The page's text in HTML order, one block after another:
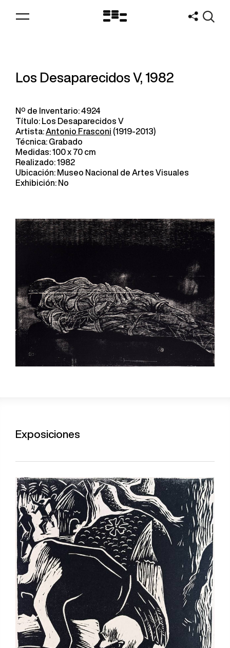
Logo
Los Desaparecidos V, 1982
Nº de Inventario: 4924
Título: Los Desaparecidos V
Artista: Antonio Frasconi (1919-2013)
Técnica: Grabado
Medidas: 100 x 70 cm
Realizado: 1982
Ubicación: Museo Nacional de Artes Visuales
Exhibición: No
Exposiciones